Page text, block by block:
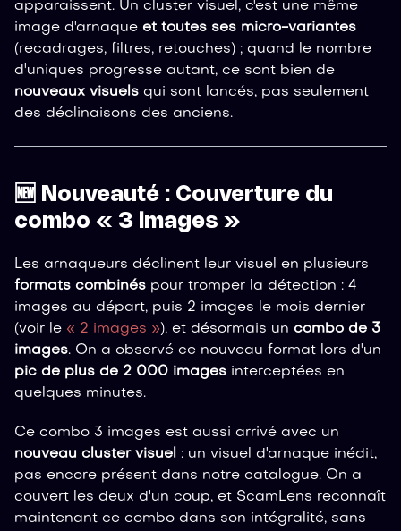
apparaissent. Un cluster visuel, c'est une même
image d'arnaque et toutes ses micro-variantes
(recadrages, filtres, retouches) ; quand le nombre
d'uniques progresse autant, ce sont bien de
nouveaux visuels qui sont lancés, pas seulement
des déclinaisons des anciens.
🆕 Nouveauté : Couverture du
combo « 3 images »
Les arnaqueurs déclinent leur visuel en plusieurs
formats combinés pour tromper la détection : 4
images au départ, puis 2 images le mois dernier
(voir le « 2 images »), et désormais un combo de 3
images. On a observé ce nouveau format lors d'un
pic de plus de 2 000 images interceptées en
quelques minutes.
Ce combo 3 images est aussi arrivé avec un
nouveau cluster visuel : un visuel d'arnaque inédit,
pas encore présent dans notre catalogue. On a
couvert les deux d'un coup, et ScamLens reconnaît
maintenant ce combo dans son intégralité, sans